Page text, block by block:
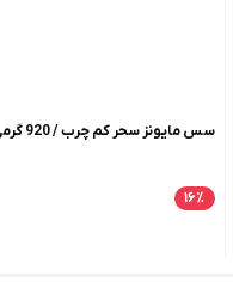
سس مایونز سحر کم چرب / 920 گرمی
۱۶٪